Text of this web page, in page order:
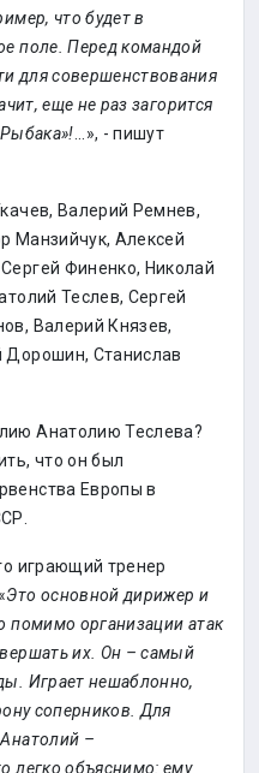
что будет в
поле. Перед командой
для совершенствования
еще не раз загорится
...», - пишут
Валерий Ремнев,
Манзийчук, Алексей
Финенко, Николай
Теслев, Сергей
Валерий Князев,
Дорошин, Станислав
Анатолию Теслева?
что он был
Европы в
играющий тренер
Это основной дирижер и
помимо организации атак
их. Он – самый
Играет нешаблонно,
соперников. Для
–
легко объяснимо: ему